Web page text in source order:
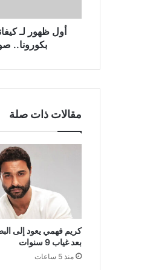
بكورونا..
صورة
زوجته
أول ظهور لـ
بكورونا..
مقالات ذات صلة
كريم فهمي يعود إلى
بعد غياب 9 سنوات
منذ 5 ساعات